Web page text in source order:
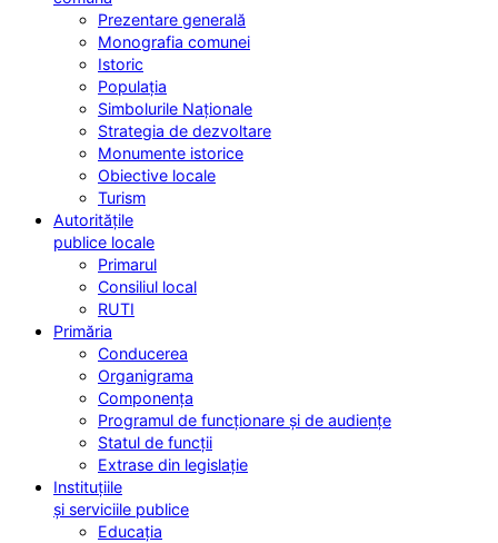
Prezentare generală
Monografia comunei
Istoric
Populația
Simbolurile Naționale
Strategia de dezvoltare
Monumente istorice
Obiective locale
Turism
Autoritățile
publice locale
Primarul
Consiliul local
RUTI
Primăria
Conducerea
Organigrama
Componența
Programul de funcționare și de audiențe
Statul de funcții
Extrase din legislație
Instituțiile
și serviciile publice
Educația